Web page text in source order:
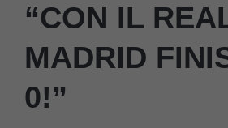
“CON IL
MADRID
0!”